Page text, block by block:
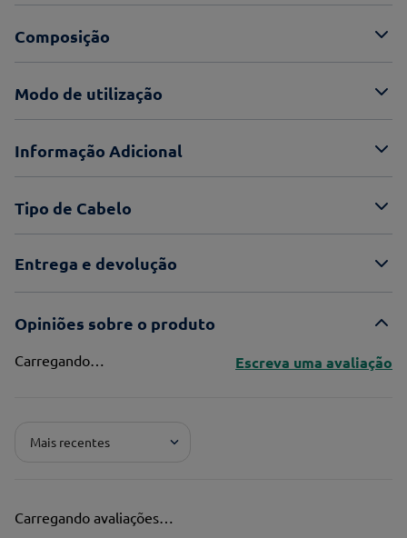
Composição
Modo de utilização
Informação Adicional
Tipo de Cabelo
Entrega e devolução
Opiniões sobre o produto
Carregando… Escreva uma avaliação
Título*
Pontuação*
Mais recentes
Carregando avaliações…